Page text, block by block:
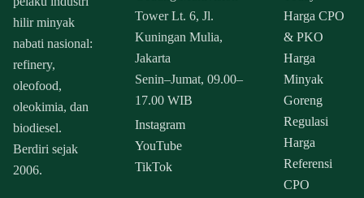
hilir minyak
nabati nasional:
refinery,
oleofood,
oleokimia, dan
biodiesel.
Berdiri sejak
2006.
Tower Lt. 6, Jl.
Kuningan Mulia,
Jakarta
Senin–Jumat, 09.00–
17.00 WIB
Instagram
YouTube
TikTok
Harga CPO
& PKO
Harga
Minyak
Goreng
Regulasi
Harga
Referensi
CPO